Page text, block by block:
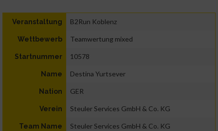
Veranstaltung B2Run Koblenz
Wettbewerb Teamwertung mixed
Startnummer 10578
Name Destina Yurtsever
Nation GER
Verein Steuler Services GmbH & Co. KG
Team Name Steuler Services GmbH & Co. KG